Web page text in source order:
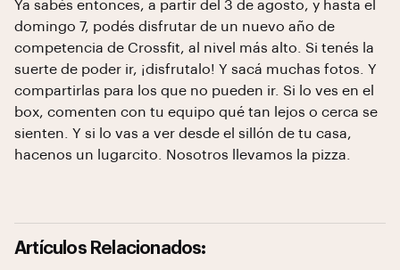
Ya sabés entonces, a partir del 3 de agosto, y hasta el
domingo 7, podés disfrutar de un nuevo año de
competencia de Crossfit, al nivel más alto. Si tenés la
suerte de poder ir, ¡disfrutalo! Y sacá muchas fotos. Y
compartirlas para los que no pueden ir. Si lo ves en el
box, comenten con tu equipo qué tan lejos o cerca se
sienten. Y si lo vas a ver desde el sillón de tu casa,
hacenos un lugarcito. Nosotros llevamos la pizza.
Artículos Relacionados: